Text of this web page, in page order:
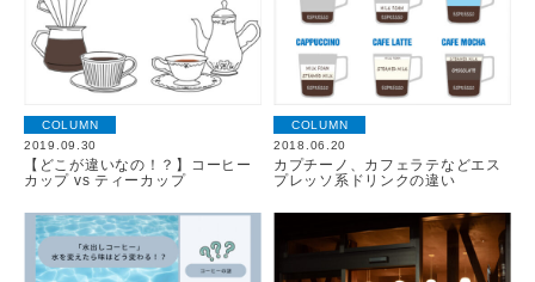
COLUMN
2019.09.30
【どこが違いなの！？】コーヒー
カップ vs ティーカップ
COLUMN
2018.06.20
カプチーノ、カフェラテなどエス
プレッソ系ドリンクの違い